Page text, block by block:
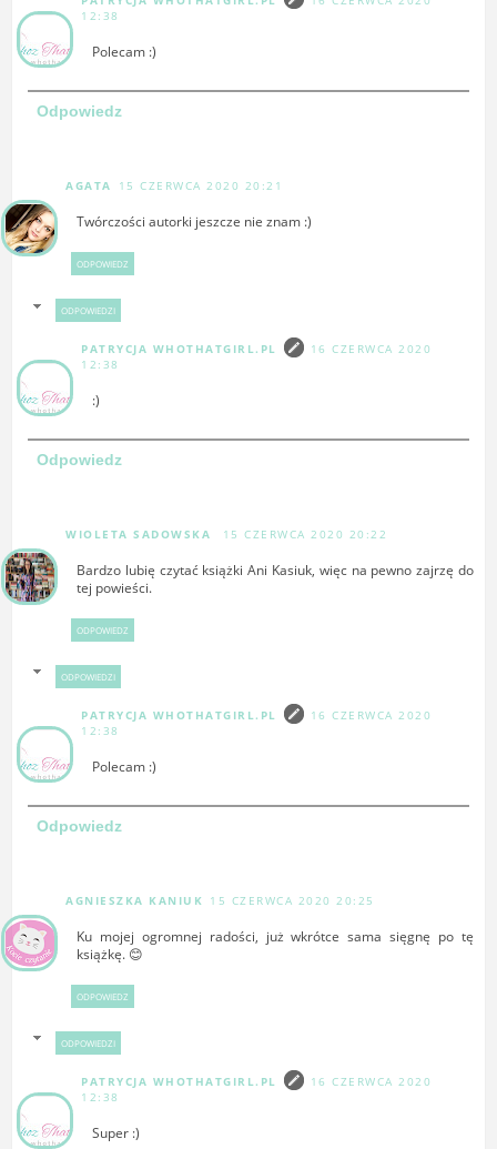
12:38
Polecam :)
Odpowiedz
AGATA 15 CZERWCA 2020 20:21
Twórczości autorki jeszcze nie znam :)
ODPOWIEDZ
ODPOWIEDZI
PATRYCJA WHOTHATGIRL.PL
16 CZERWCA 2020
12:38
:)
Odpowiedz
WIOLETA SADOWSKA 15 CZERWCA 2020 20:22
Bardzo lubię czytać książki Ani Kasiuk, więc na pewno zajrzę do
tej powieści.
ODPOWIEDZ
ODPOWIEDZI
PATRYCJA WHOTHATGIRL.PL
16 CZERWCA 2020
12:38
Polecam :)
Odpowiedz
AGNIESZKA KANIUK 15 CZERWCA 2020 20:25
Ku mojej ogromnej radości, już wkrótce sama sięgnę po tę
książkę. 😊
ODPOWIEDZ
ODPOWIEDZI
PATRYCJA WHOTHATGIRL.PL
16 CZERWCA 2020
12:38
Super :)